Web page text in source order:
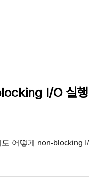
I/O 실행
어떻게 non-blocking I/